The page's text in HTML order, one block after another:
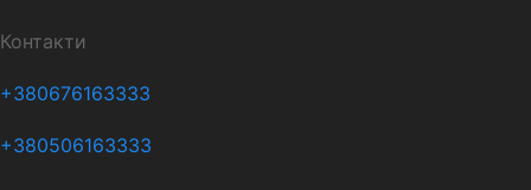
Контакти
+380676163333
+380506163333